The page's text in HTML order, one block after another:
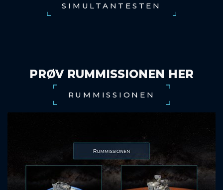
SIMULTANTESTEN
PRØV RUMMISSIONEN HER
RUMMISSIONEN